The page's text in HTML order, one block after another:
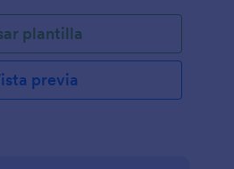
plantilla
previa